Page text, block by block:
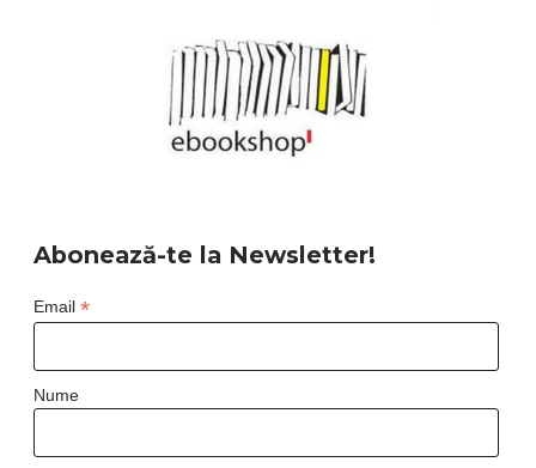
Abonează-te la Newsletter!
Email *
Nume